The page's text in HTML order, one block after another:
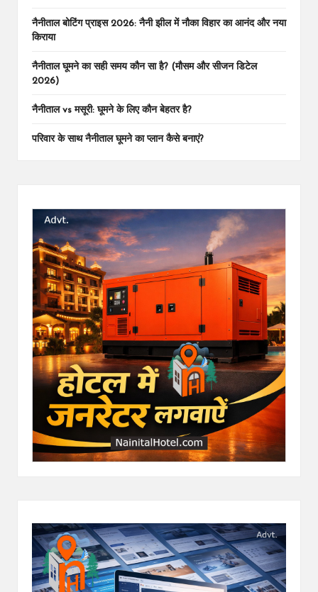
नैनीताल बोटिंग प्राइस 2026: नैनी झील में नौका विहार का आनंद और नया
किराया
नैनीताल घूमने का सही समय कौन सा है? (मौसम और सीजन डिटेल
2026)
नैनीताल vs मसूरी: घूमने के लिए कौन बेहतर है?
परिवार के साथ नैनीताल घूमने का प्लान कैसे बनाएं?